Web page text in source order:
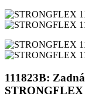
111823B:
STRONGFLEX